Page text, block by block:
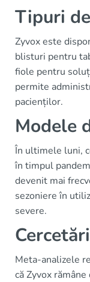
Tipuri
Zyvox este
blisturi pentru
fiole pentru
permite
pacienților.
Modele
În ultimele luni,
în timpul
devenit mai
sezoniere în
severe.
Meta-analizele
că Zyvox